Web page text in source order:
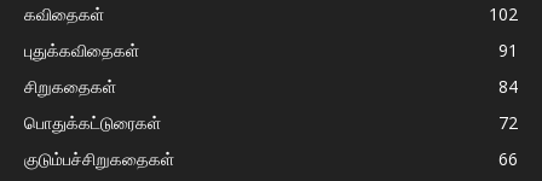
கவிதைகள்
102
புதுக்கவிதைகள்
91
சிறுகதைகள்
84
பொதுக்கட்டுரைகள்
72
குடும்பச்சிறுகதைகள்
66